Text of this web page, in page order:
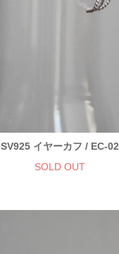
SV925 イヤーカフ / EC-02
SOLD OUT